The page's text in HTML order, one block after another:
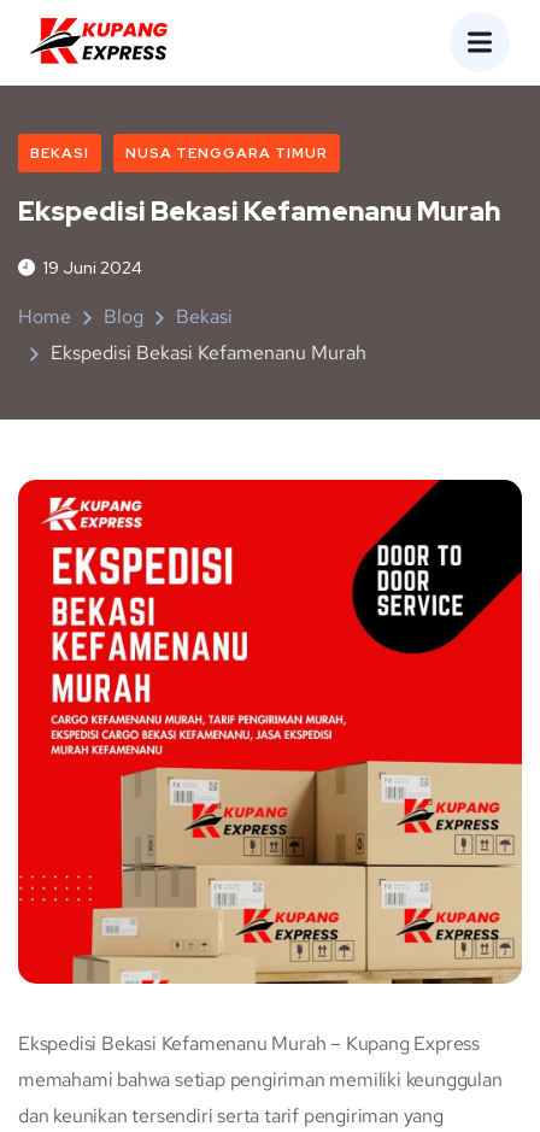
BEKASI NUSA TENGGARA TIMUR
Ekspedisi Bekasi Kefamenanu Murah
19 Juni 2024
Home Blog
Bekasi
Ekspedisi Bekasi Kefamenanu Murah
Ekspedisi Bekasi Kefamenanu Murah – Kupang Express
memahami bahwa setiap pengiriman memiliki keunggulan
dan keunikan tersendiri serta tarif pengiriman yang